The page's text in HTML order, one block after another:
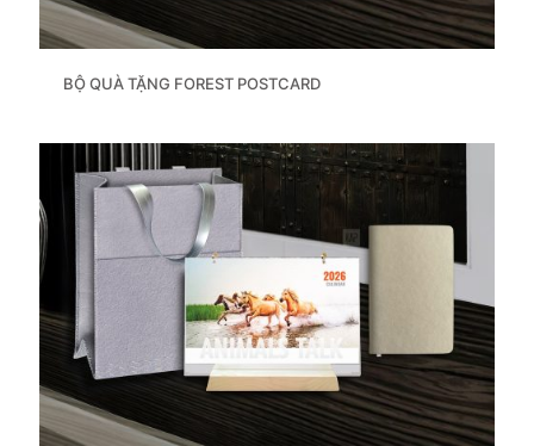
BỘ QUÀ TẶNG FOREST POSTCARD